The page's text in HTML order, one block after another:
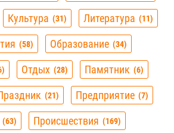
Культура 31 Литература 11
58 Образование 34
Отдых 28 Памятник 6
21 Предприятие 7
63 Происшествия 169